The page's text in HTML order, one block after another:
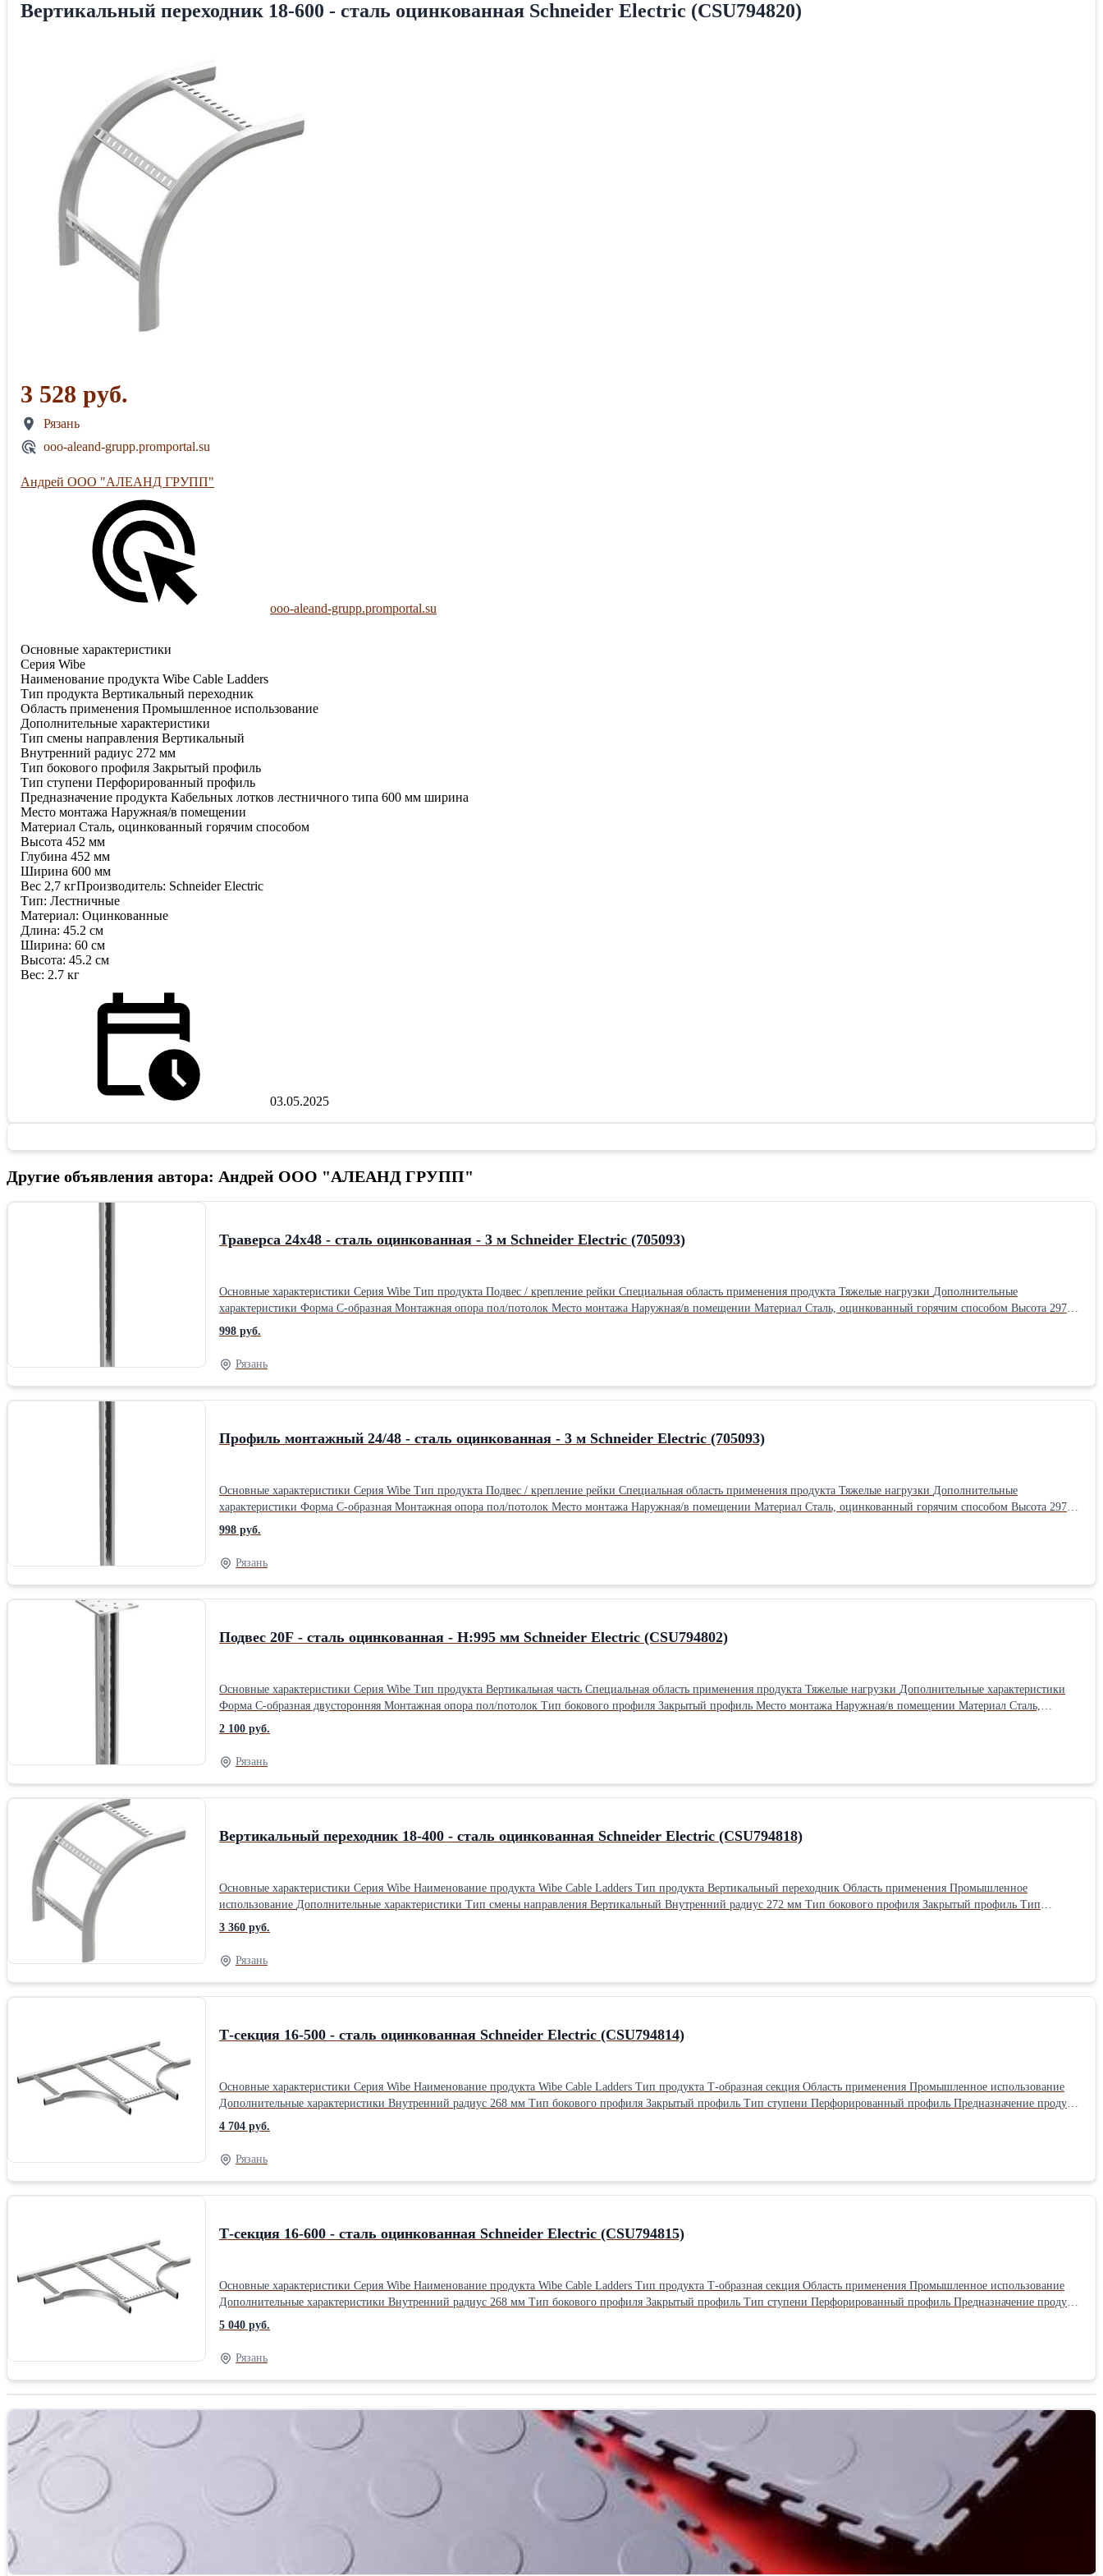
Вертикальный переходник 18-600 - сталь оцинкованная Schneider Electric (CSU794820)
3 528 руб.
Рязань
ooo-aleand-grupp.promportal.su
Андрей ООО "АЛЕАНД ГРУПП"
ooo-aleand-grupp.promportal.su
Основные характеристики
Серия Wibe
Наименование продукта Wibe Cable Ladders
Тип продукта Вертикальный переходник
Область применения Промышленное использование
Дополнительные характеристики
Тип смены направления Вертикальный
Внутренний радиус 272 мм
Тип бокового профиля Закрытый профиль
Тип ступени Перфорированный профиль
Предназначение продукта Кабельных лотков лестничного типа 600 мм ширина
Место монтажа Наружная/в помещении
Материал Сталь, оцинкованный горячим способом
Высота 452 мм
Глубина 452 мм
Ширина 600 мм
Вес 2,7 кгПроизводитель: Schneider Electric
Тип: Лестничные
Материал: Оцинкованные
Длина: 45.2 см
Ширина: 60 см
Высота: 45.2 см
Вес: 2.7 кг
03.05.2025
Другие объявления автора: Андрей ООО "АЛЕАНД ГРУПП"
Траверса 24х48 - сталь оцинкованная - 3 м Schneider Electric (705093)
Основные характеристики Серия Wibe Тип продукта Подвес / крепление рейки Специальная область применения продукта Тяжелые нагрузки Дополнительные
характеристики Форма C-образная Монтажная опора пол/потолок Место монтажа Наружная/в помещении Материал Сталь, оцинкованный горячим способом Высота 2970
998 руб.
Рязань
Профиль монтажный 24/48 - сталь оцинкованная - 3 м Schneider Electric (705093)
Основные характеристики Серия Wibe Тип продукта Подвес / крепление рейки Специальная область применения продукта Тяжелые нагрузки Дополнительные
характеристики Форма C-образная Монтажная опора пол/потолок Место монтажа Наружная/в помещении Материал Сталь, оцинкованный горячим способом Высота 2970
998 руб.
Рязань
Подвес 20F - сталь оцинкованная - H:995 мм Schneider Electric (CSU794802)
Основные характеристики Серия Wibe Тип продукта Вертикальная часть Специальная область применения продукта Тяжелые нагрузки Дополнительные характеристики
Форма C-образная двусторонняя Монтажная опора пол/потолок Тип бокового профиля Закрытый профиль Место монтажа Наружная/в помещении Материал Сталь,
оцинкованный горячим способом Высота 995 мм Глубина 160 мм Ширина 160 мм Вес 5,9 кгПроизводитель: Schneider Electric Материал: Оцинкованные Длина: 99.5 см
Ширина: 16 см Высота: 16 см Вес: 5.9 кг
2 100 руб.
Рязань
Вертикальный переходник 18-400 - сталь оцинкованная Schneider Electric (CSU794818)
Основные характеристики Серия Wibe Наименование продукта Wibe Cable Ladders Тип продукта Вертикальный переходник Область применения Промышленное
использование Дополнительные характеристики Тип смены направления Вертикальный Внутренний радиус 272 мм Тип бокового профиля Закрытый профиль Тип
ступени Перфорированный профиль Предназначение продукта Кабельных лотков лестничного типа 400 мм ширина Место монтажа Наружная/в помещении Материал
Сталь, оцинкованный горячим способом Высота 452 мм Глубина 452 мм Ширина 400 мм Вес 2,3 кгПроизводитель: Schneider Electric Тип: Лестничные Материал:
Оцинкованные Длина: 45.2 см Ширина: 40 см Высота: 45.2 см Вес: 2.3 кг
3 360 руб.
Рязань
Т-секция 16-500 - сталь оцинкованная Schneider Electric (CSU794814)
Основные характеристики Серия Wibe Наименование продукта Wibe Cable Ladders Тип продукта Т-образная секция Область применения Промышленное использование
Дополнительные характеристики Внутренний радиус 268 мм Тип бокового профиля Закрытый профиль Тип ступени Перфорированный профиль Предназначение продукта
Кабельных лотков лестничного типа 600 мм ширина Место монтажа Наружная/в помещении Материал Сталь, оцинкованный горячим способом Высота 55 мм Длина
1297 мм Ширина 897 мм Вес 5,3 кг Расстояние между ступеньками/ поперечинами 250 ммПроизводитель: Schneider Electric Тип: Лестничные Материал: Оцинкованные
Длина: 129.7 см Ширина: 89.7 см Высота: 5.5 см Вес: 5.3 кг
4 704 руб.
Рязань
Т-секция 16-600 - сталь оцинкованная Schneider Electric (CSU794815)
Основные характеристики Серия Wibe Наименование продукта Wibe Cable Ladders Тип продукта Т-образная секция Область применения Промышленное использование
Дополнительные характеристики Внутренний радиус 268 мм Тип бокового профиля Закрытый профиль Тип ступени Перфорированный профиль Предназначение продукта
Кабельных лотков лестничного типа 600 мм ширина Место монтажа Наружная/в помещении Материал Сталь, оцинкованный горячим способом Высота 55 мм Длина
1397 мм Ширина 997 мм Вес 6 кг Расстояние между ступеньками/ поперечинами 250 ммПроизводитель: Schneider Electric Тип: Лестничные Материал: Оцинкованные
Длина: 139.7 см Ширина: 99.7 см Высота: 5.5 см Вес: 6 кг
5 040 руб.
Рязань